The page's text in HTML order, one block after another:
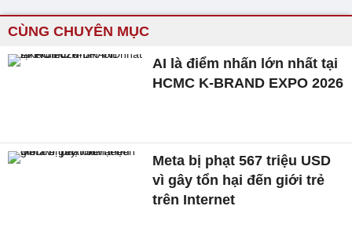
CÙNG CHUYÊN MỤC
AI là điểm nhấn lớn nhất tại
HCMC K-BRAND EXPO 2026
Meta bị phạt 567 triệu USD
vì gây tổn hại đến giới trẻ
trên Internet